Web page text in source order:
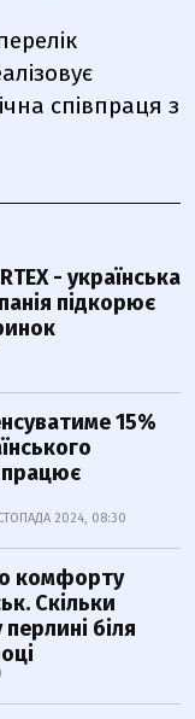
співпраця з
- українська
підкорює
15%
працює
2024, 08:30
комфорту
Скільки
біля